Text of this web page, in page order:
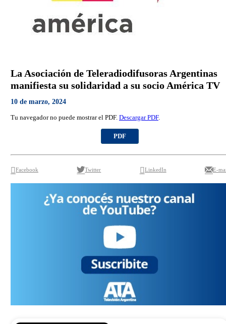
La Asociación de Teleradiodifusoras Argentinas
manifiesta su solidaridad a su socio América TV
10 de marzo, 2024
Tu navegador no puede mostrar el PDF. Descargar PDF.
PDF
Facebook Twitter LinkedIn E-